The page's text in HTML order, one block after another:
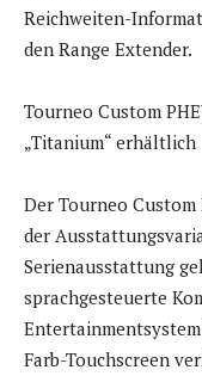
Reichweiten-
den Range Extender.
Tourneo Custom
„Titanium“ erhältlich
Der Tourneo
der
Serienausstattung
sprachgesteuerte
Farb-Touchscreen